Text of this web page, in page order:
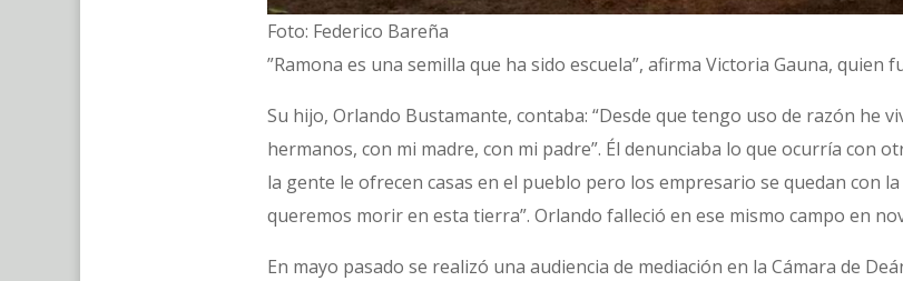
Foto: Federico Bareña
”Ramona es una semilla que ha sido escuela”, afirma Victoria Gauna, quien
Su hijo, Orlando Bustamante, contaba: “Desde que tengo uso de razón he
hermanos, con mi madre, con mi padre”. Él denunciaba lo que ocurría con
la gente le ofrecen casas en el pueblo pero los empresario se quedan con
queremos morir en esta tierra”. Orlando falleció en ese mismo campo en
En mayo pasado se realizó una audiencia de mediación en la Cámara de